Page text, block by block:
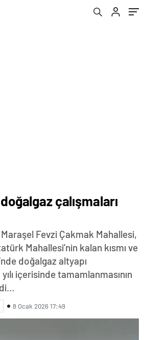
çalışmaları
Fevzi Çakmak Mahallesi,
Mahallesi’nin kalan kısmı ve
doğalgaz altyapı
yılı içerisinde tamamlanmasının
8 Ocak 2026 17:49